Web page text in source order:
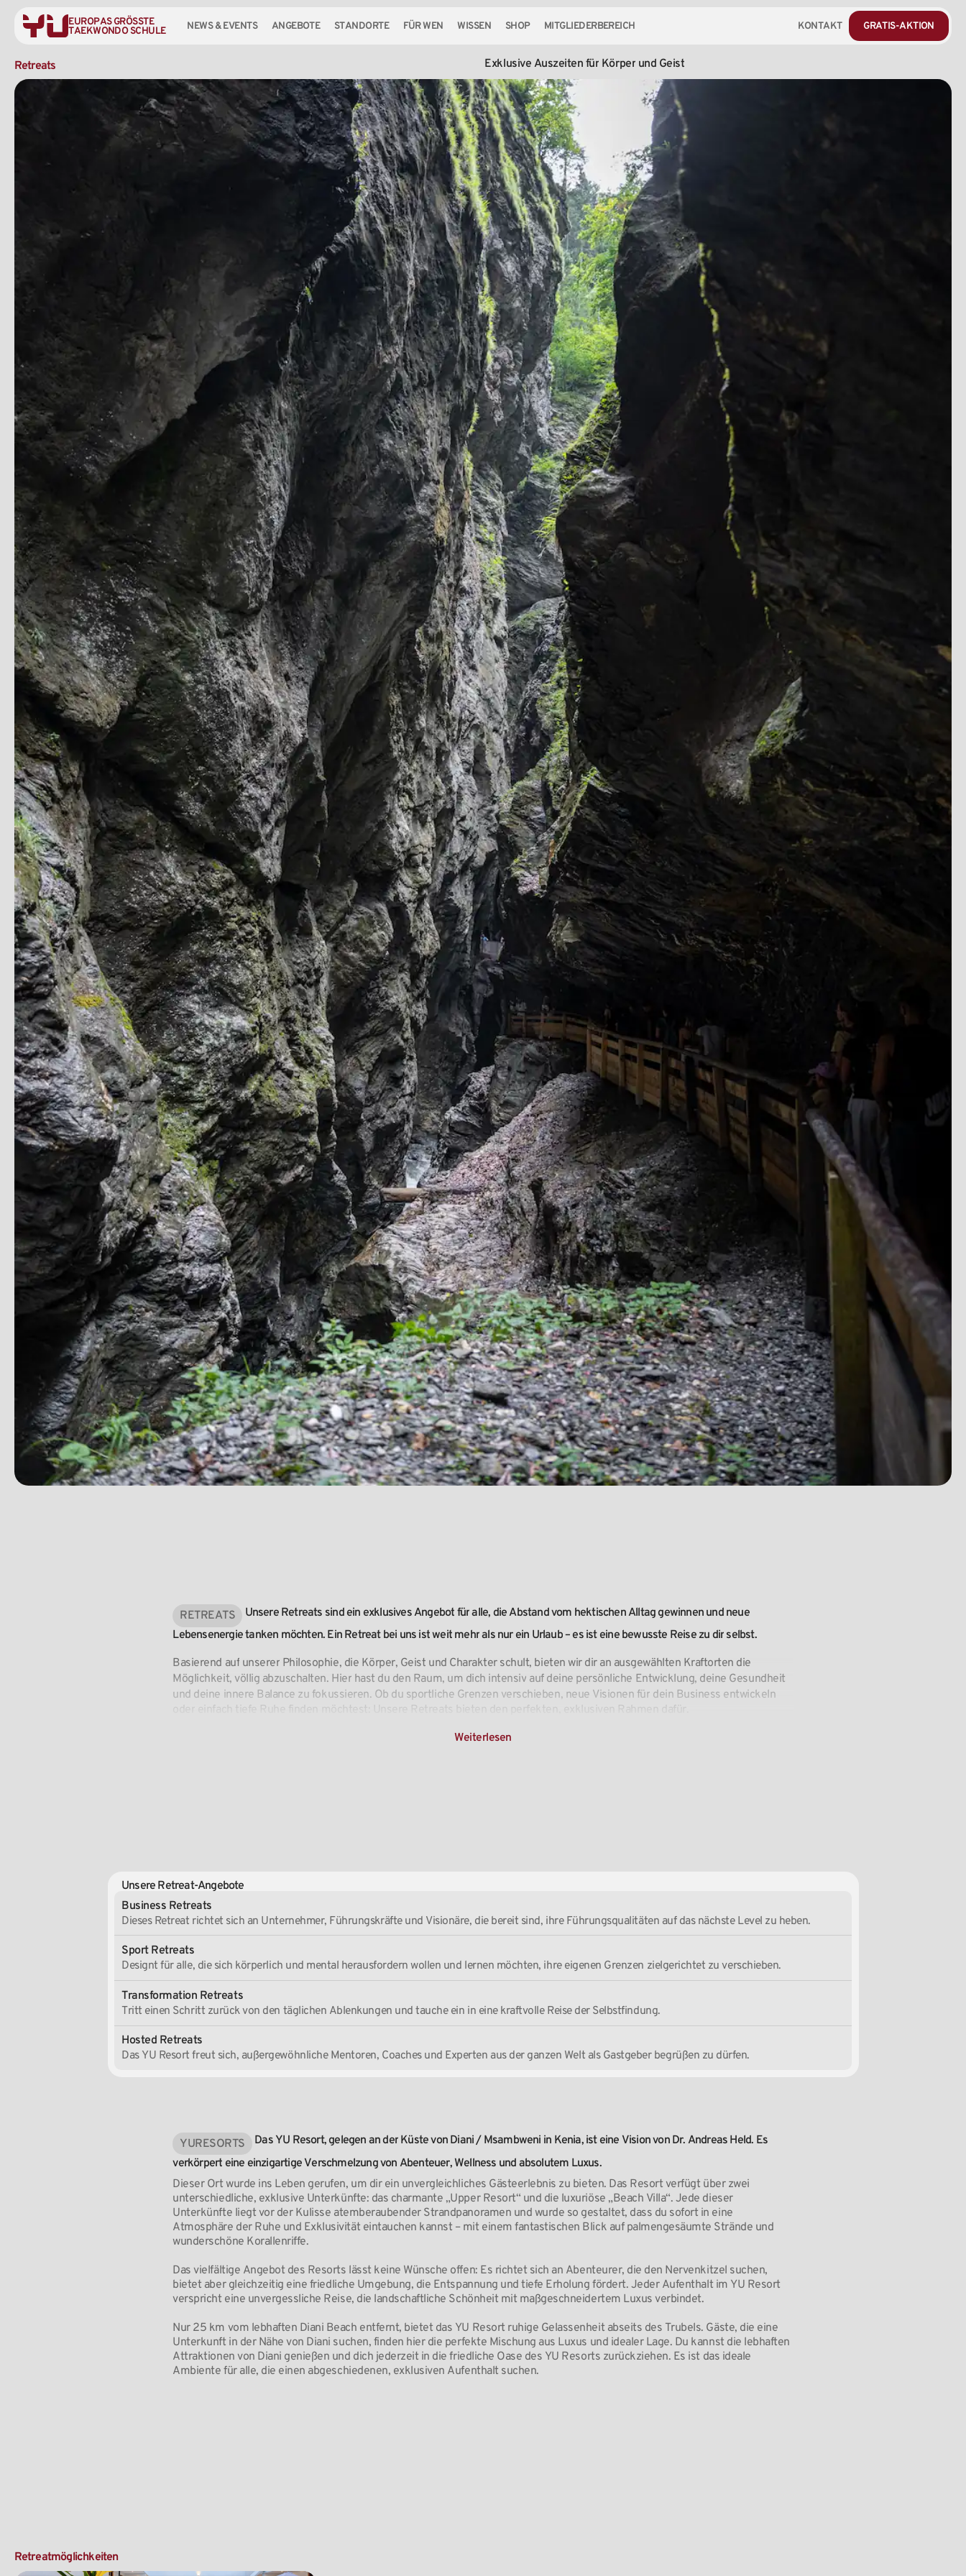
EUROPAS GRÖSSTE
TAEKWONDO SCHULE
NEWS & EVENTS ANGEBOTE STANDORTE FÜR WEN WISSEN SHOP MITGLIEDERBEREICH KONTAKT GRATIS-AKTION
Retreats Exklusive Auszeiten für Körper und Geist
RETREATS Unsere Retreats sindein exklusives Angebot füralle, die Abstandvom hektischen Alltaggewinnen und neue
Lebensenergietanken möchten. Ein Retreat bei uns istweit mehrals nurein Urlaub–es isteine bewusste Reisezu dir selbst.
Basierend auf unserer Philosophie, die Körper, Geist und Charakter schult, bieten wir dir an ausgewählten Kraftorten die
Möglichkeit, völlig abzuschalten. Hier hast du den Raum, um dich intensiv auf deine persönliche Entwicklung, deine Gesundheit
und deine innere Balance zu fokussieren. Ob du sportliche Grenzen verschieben, neue Visionen für dein Business entwickeln
einfach tiefe Ruhe finden möchtest: Retreats bieten perfekten, Rahmen dafür.
Weiterlesen
Unsere Retreat-Angebote
Business Retreats
Dieses Retreat richtet sich an Unternehmer, Führungskräfte und Visionäre, die bereit sind, ihre Führungsqualitäten auf das nächste Level zu heben.
Sport Retreats
Designt für alle, die sich körperlich und mental herausfordern wollen und lernen möchten, ihre eigenen Grenzen zielgerichtet zu verschieben.
Transformation Retreats
Tritt einen Schritt zurück von den täglichen Ablenkungen und tauche ein in eine kraftvolle Reise der Selbstfindung.
Hosted Retreats
Das YU Resort freut sich, außergewöhnliche Mentoren, Coaches und Experten aus der ganzen Welt als Gastgeber begrüßen zu dürfen.
YURESORTS Das YU Resort,gelegen ander Küstevon Diani / Msambweni in Kenia, isteine Visionvon Dr. Andreas Held. Es
verkörpert eine einzigartigeVerschmelzungvon Abenteuer,Wellness und absolutem Luxus.
Dieser Ort wurde ins Leben gerufen, um dir ein unvergleichliches Gästeerlebnis zu bieten. Das Resort verfügt über zwei
unterschiedliche, exklusive Unterkünfte: das charmante „Upper Resort“ und die luxuriöse „Beach Villa“. Jede dieser
Unterkünfte liegt vor der Kulisse atemberaubender Strandpanoramen und wurde so gestaltet, dass du sofort in eine
Atmosphäre der Ruhe und Exklusivität eintauchen kannst – mit einem fantastischen Blick auf palmengesäumte Strände und
wunderschöne Korallenriffe.
Das vielfältige Angebot des Resorts lässt keine Wünsche offen: Es richtet sich an Abenteurer, die den Nervenkitzel suchen,
bietet aber gleichzeitig eine friedliche Umgebung, die Entspannung und tiefe Erholung fördert. Jeder Aufenthalt im YU Resort
verspricht eine unvergessliche Reise, die landschaftliche Schönheit mit maßgeschneidertem Luxus verbindet.
Nur 25 km vom lebhaften Diani Beach entfernt, bietet das YU Resort ruhige Gelassenheit abseits des Trubels. Gäste, die eine
Unterkunft in der Nähe von Diani suchen, finden hier die perfekte Mischung aus Luxus und idealer Lage. Du kannst die lebhaften
Attraktionen von Diani genießen und dich jederzeit in die friedliche Oase des YU Resorts zurückziehen. Es ist das ideale
Ambiente für alle, die einen abgeschiedenen, exklusiven Aufenthalt suchen.
Retreatmöglichkeiten